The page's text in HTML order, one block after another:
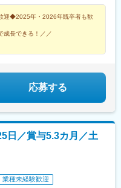
、泉ケ丘駅、中百舌鳥駅、高
木駅、高槻市駅、牧落駅、千
、寝屋川市駅、枚方市駅、住
尾駅、烏丸御池駅、西院駅(京
辻駅、上鳥羽口駅、松ケ崎駅
駅、尾道駅、福山駅、岩国駅、
宇部新川駅、東萩駅、湯田温
駅、児島駅、笠岡駅、備中高
(香川県)、高松築港駅、一宮
富田駅、鳴門駅、伊予大洲
駅、伊予富田駅、南堀端駅、
島駅、薬院大通駅、藤崎駅(福
、小倉駅(福岡県)、熊西駅、
駅(西鉄線)、新飯塚駅、新御茶
門駅、東陽町駅、日本橋駅(東
寺駅、三鷹駅、府中駅(東京
、福生駅、国立駅、豊田駅、
生駅、元町・中華街駅、横浜
、本厚木駅、上大岡駅、大和
たまプラーザ駅、センター南
模原駅、小田急相模原駅、川
、所沢駅、久喜駅、川口駅、
海浜幕張駅、鎌取駅、稲毛海
木更津駅、安房鴨川駅、愛宕
、小金城趾駅、新浦安駅、津
駅、成田駅、千葉ニュータウ
場駅、真岡駅、宇都宮駅、宝
駅、小山駅、足利駅、常陸多
迎◆2025年・2026年既卒者も歓
成長できる！／／
応募する
日／賞与5.3カ月／土
業種未経験歓迎